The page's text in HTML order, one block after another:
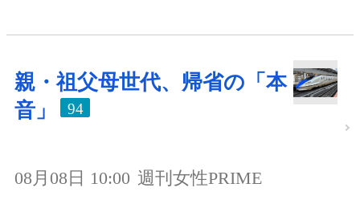
親・祖父母世代、帰省の「本
音」
94
08月08日 10:00 週刊女性PRIME